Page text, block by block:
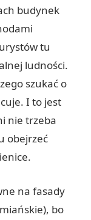
budynek
tu
ludności.
szukać o
I to jest
nie trzeba
obejrzeć
na fasady
bo